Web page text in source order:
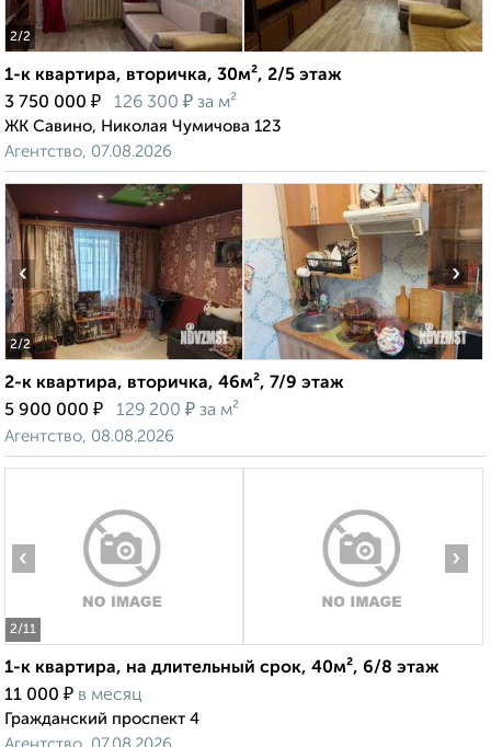
2/2
1-к квартира, вторичка, 30м², 2/5 этаж
3 750 000 ₽ 126 300 ₽ за м²
ЖК Савино, Николая Чумичова 123
Агентство, 07.08.2026
2/2
‹ ›
2-к квартира, вторичка, 46м², 7/9 этаж
5 900 000 ₽ 129 200 ₽ за м²
Агентство, 08.08.2026
2/11
‹ ›
1-к квартира, на длительный срок, 40м², 6/8 этаж
11 000 ₽ в месяц
Гражданский проспект 4